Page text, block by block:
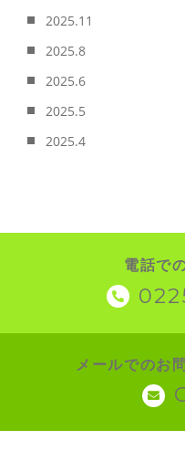
2025.11
2025.8
2025.6
2025.5
2025.4
電話で
メールでのお